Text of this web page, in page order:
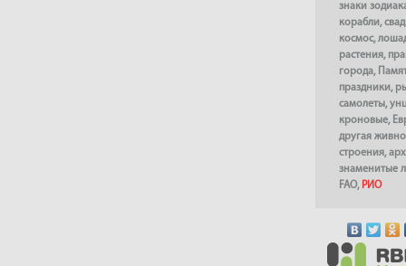
знаки
корабли,
космос,
растения,
города,
праздники,
самолеты,
кроновые,
другая
строения,
знаменитые
FAO, РИО